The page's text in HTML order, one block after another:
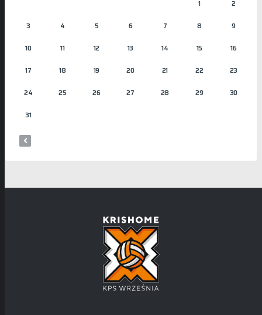
1 2
3 4 5 6 7 8 9
10 11 12 13 14 15 16
17 18 19 20 21 22 23
24 25 26 27 28 29 30
31